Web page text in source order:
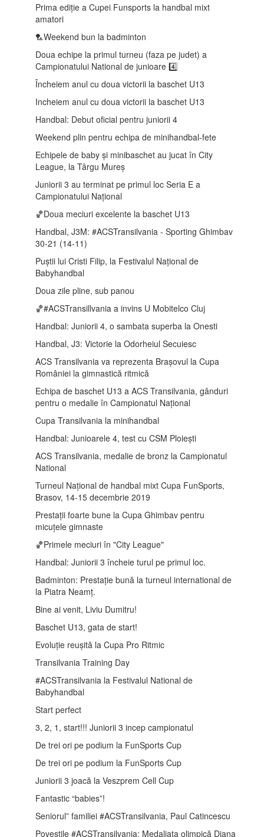
Prima ediție a Cupei Funsports la handbal mixt
amatori
🏸Weekend bun la badminton
Doua echipe la primul turneu (faza pe judet) a
Campionatului National de junioare 4️⃣
Încheiem anul cu doua victorii la baschet U13
Incheiem anul cu doua victorii la baschet U13
Handbal: Debut oficial pentru juniorii 4
Weekend plin pentru echipa de minihandbal-fete
Echipele de baby și minibaschet au jucat în City
League, la Târgu Mureș
Juniorii 3 au terminat pe primul loc Seria E a
Campionatului Național
🏀Doua meciuri excelente la baschet U13
Handbal, J3M: #ACSTransilvania - Sporting Ghimbav
30-21 (14-11)
Puștii lui Cristi Filip, la Festivalul Național de
Babyhandbal
Doua zile pline, sub panou
🏀#ACSTransillvania a invins U Mobitelco Cluj
Handbal: Juniorii 4, o sambata superba la Onesti
Handbal, J3: Victorie la Odorheiul Secuiesc
ACS Transilvania va reprezenta Brașovul la Cupa
României la gimnastică ritmică
Echipa de baschet U13 a ACS Transilvania, gânduri
pentru o medalie în Campionatul Național
Cupa Transilvania la minihandbal
Handbal: Junioarele 4, test cu CSM Ploiești
ACS Transilvania, medalie de bronz la Campionatul
National
Turneul Național de handbal mixt Cupa FunSports,
Brasov, 14-15 decembrie 2019
Prestații foarte bune la Cupa Ghimbav pentru
micuțele gimnaste
🏀Primele meciuri în "City League"
Handbal: Juniorii 3 încheie turul pe primul loc.
Badminton: Prestație bună la turneul international de
la Piatra Neamț.
Bine ai venit, Liviu Dumitru!
Baschet U13, gata de start!
Evoluție reușită la Cupa Pro Ritmic
Transilvania Training Day
#ACSTransilvania la Festivalul National de
Babyhandbal
Start perfect
3, 2, 1, start!!! Juniorii 3 incep campionatul
De trei ori pe podium la FunSports Cup
De trei ori pe podium la FunSports Cup
Juniorii 3 joacă la Veszprem Cell Cup
Fantastic “babies”!
Seniorul” familiei #ACSTransilvania, Paul Catincescu
Povestile #ACSTransilvania: Medaliata olimpică Diana